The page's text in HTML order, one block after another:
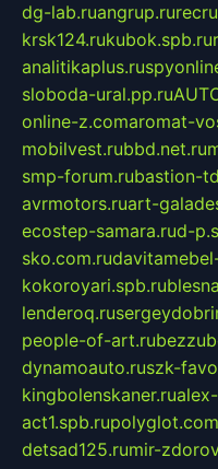
dg-lab.ruangrup.ru
krsk124.rukubok.spb.ru
analitikaplus.ru
sloboda-ural.pp.ru
online-z.comaromat-
mobilvest.rubbd.net.ru
smp-forum.rubastion-
avrmotors.ruart-
ecostep-samara.rud-
sko.com.ru
kokoroyari.spb.ru
lenderoq.ru
people-of-art.ru
dynamoauto.ruszk-
kingbolenskaner.ru
act1.spb.ru
detsad125.rumir-